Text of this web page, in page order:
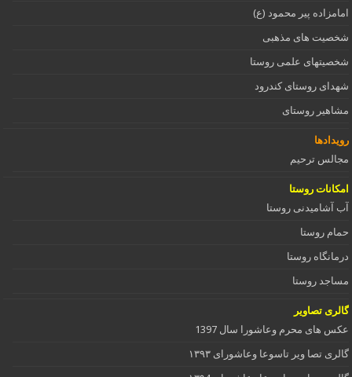
امامزاده پیر محمود (ع)
شخصیت های مذهبی
شخصیتهای علمی روستا
شهدای روستای کندرود
مشاهیر روستای
رویدادها
مجالس ترحیم
امکانات روستا
آب آشامیدنی روستا
حمام روستا
درمانگاه روستا
مساجد روستا
گالری تصاویر
عکس های محرم وعاشورا سال 1397
گالری تصا ویر تاسوعا وعاشورای ۱۳۹۳